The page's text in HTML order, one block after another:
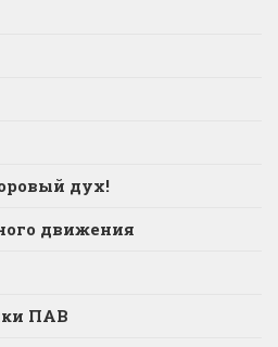
дух!
движения
ПАВ